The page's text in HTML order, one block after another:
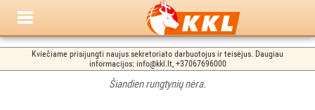
Kviečiame prisijungti naujus sekretoriato darbuotojus ir teisėjus. Daugiau
informacijos: info@kkl.lt, +37067696000
Šiandien rungtynių nėra.